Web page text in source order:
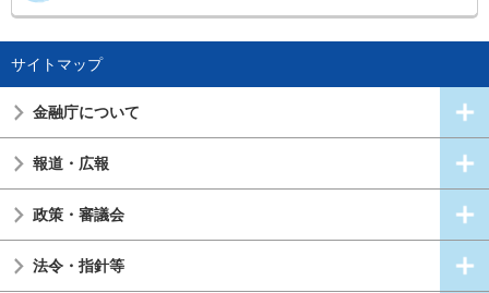
サイトマップ
金融庁について
報道・広報
政策・審議会
法令・指針等